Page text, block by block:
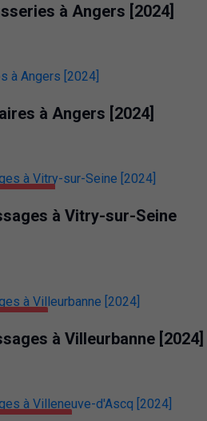
à Angers [2024]
à Angers [2024]
à Vitry-sur-Seine
à Villeurbanne [2024]